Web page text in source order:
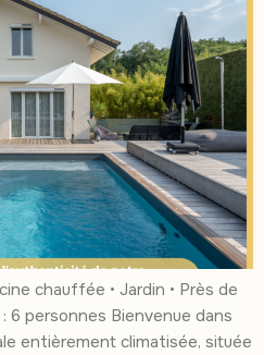
chauffée • Jardin • Près de
6 personnes Bienvenue dans
entièrement climatisée, située